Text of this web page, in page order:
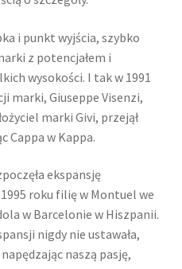
i punkt wyjścia, szybko
z potencjałem i
wysokości. I tak w 1991
marki, Giuseppe Visenzi,
marki Givi, przejął
Cappa w Kappa.
ekspansję
roku filię w Montuel we
w Barcelonie w Hiszpanii.
nigdy nie ustawała,
naszą pasję,